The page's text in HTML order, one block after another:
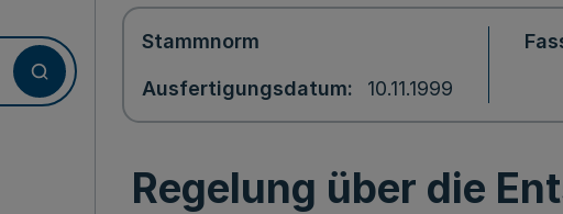
Stammnorm
Ausfertigungsdatum 10.11.1999
Regelung über die